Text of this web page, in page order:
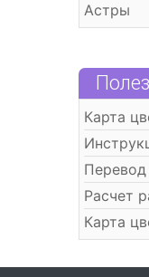
Астры
Карта
Перевод
Расчет
Карта